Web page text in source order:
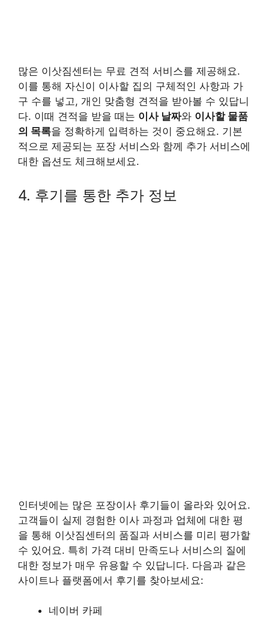
많은 이삿짐센터는 무료 견적 서비스를 제공해요.
이를 통해 자신이 이사할 집의 구체적인 사항과 가
구 수를 넣고, 개인 맞춤형 견적을 받아볼 수 있답니
다. 이때 견적을 받을 때는 이사 날짜와 이사할 물품
의 목록을 정확하게 입력하는 것이 중요해요. 기본
적으로 제공되는 포장 서비스와 함께 추가 서비스에
대한 옵션도 체크해보세요.
4. 후기를 통한 추가 정보
인터넷에는 많은 포장이사 후기들이 올라와 있어요.
고객들이 실제 경험한 이사 과정과 업체에 대한 평
을 통해 이삿짐센터의 품질과 서비스를 미리 평가할
수 있어요. 특히 가격 대비 만족도나 서비스의 질에
대한 정보가 매우 유용할 수 있답니다. 다음과 같은
사이트나 플랫폼에서 후기를 찾아보세요:
네이버 카페